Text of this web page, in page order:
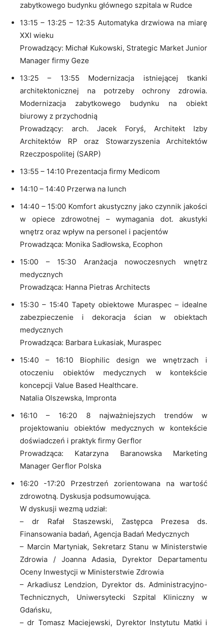
zabytkowego budynku głównego szpitala w Rudce
13:15 – 13:25 – 12:35 Automatyka drzwiowa na miarę
XXI wieku
Prowadzący: Michał Kukowski, Strategic Market Junior
Manager firmy Geze
13:25 – 13:55 Modernizacja istniejącej tkanki
architektonicznej na potrzeby ochrony zdrowia.
Modernizacja zabytkowego budynku na obiekt
biurowy z przychodnią
Prowadzący: arch. Jacek Foryś, Architekt Izby
Architektów RP oraz Stowarzyszenia Architektów
Rzeczpospolitej (SARP)
13:55 – 14:10 Prezentacja firmy Medicom
14:10 – 14:40 Przerwa na lunch
14:40 – 15:00 Komfort akustyczny jako czynnik jakości
w opiece zdrowotnej – wymagania dot. akustyki
wnętrz oraz wpływ na personel i pacjentów
Prowadząca: Monika Sadłowska, Ecophon
15:00 – 15:30 Aranżacja nowoczesnych wnętrz
medycznych
Prowadząca: Hanna Pietras Architects
15:30 – 15:40 Tapety obiektowe Muraspec – idealne
zabezpieczenie i dekoracja ścian w obiektach
medycznych
Prowadząca: Barbara Łukasiak, Muraspec
15:40 – 16:10 Biophilic design we wnętrzach i
otoczeniu obiektów medycznych w kontekście
koncepcji Value Based Healthcare.
Natalia Olszewska, Impronta
16:10 – 16:20 8 najważniejszych trendów w
projektowaniu obiektów medycznych w kontekście
doświadczeń i praktyk firmy Gerflor
Prowadząca: Katarzyna Baranowska Marketing
Manager Gerflor Polska
16:20 -17:20 Przestrzeń zorientowana na wartość
zdrowotną. Dyskusja podsumowująca.
W dyskusji wezmą udział:
– dr Rafał Staszewski, Zastępca Prezesa ds.
Finansowania badań, Agencja Badań Medycznych
– Marcin Martyniak, Sekretarz Stanu w Ministerstwie
Zdrowia / Joanna Adasia, Dyrektor Departamentu
Oceny Inwestycji w Ministerstwie Zdrowia
– Arkadiusz Lendzion, Dyrektor ds. Administracyjno-
Technicznych, Uniwersytecki Szpital Kliniczny w
Gdańsku,
– dr Tomasz Maciejewski, Dyrektor Instytutu Matki i